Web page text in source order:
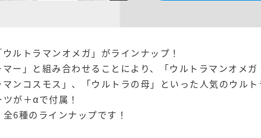
ルトラマンオメガ」がラインナップ！
ー」と組み合わせることにより、「ウルトラマンオメ
ンコスモス」、「ウルトラの母」といった人気のウル
が＋αで付属！
6種のラインナップです！